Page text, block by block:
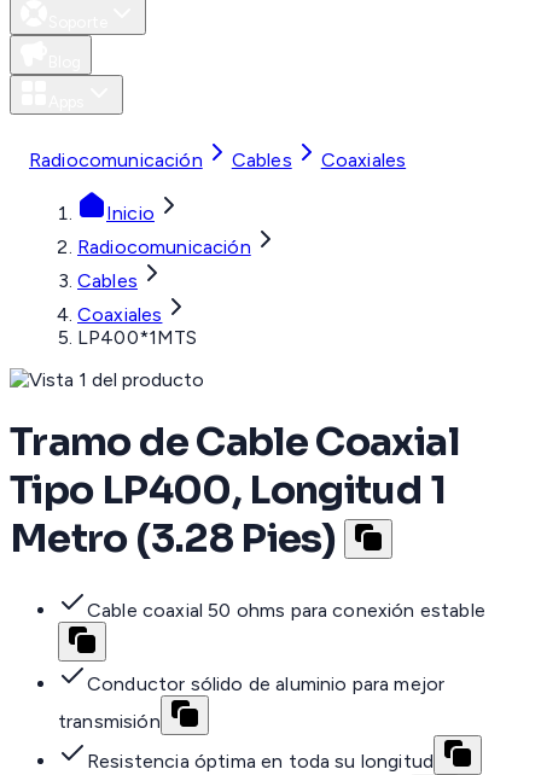
Radiocomunicación
Cables Coaxiales
Inicio
Radiocomunicación
Cables
Coaxiales
LP400*1MTS
Tramo de Cable Coaxial
Tipo LP400, Longitud 1
Metro (3.28 Pies)
Cable coaxial 50 ohms para conexión estable
Conductor sólido de aluminio para mejor
transmisión
Resistencia óptima en toda su longitud